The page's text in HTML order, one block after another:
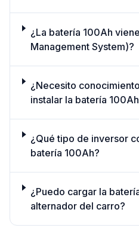
¿La batería 100Ah
Management System)?
¿Necesito
instalar la batería
¿Qué tipo de inversor
batería 100Ah?
¿Puedo cargar la
alternador del carro?